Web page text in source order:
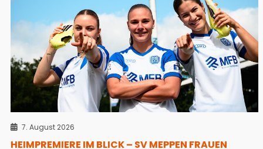
7. August 2026
HEIMPREMIERE IM BLICK – SV MEPPEN FRAUEN